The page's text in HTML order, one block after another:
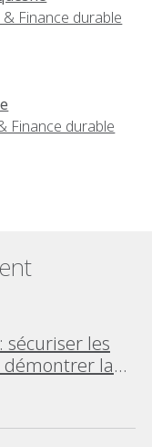
& Finance durable
Finance durable
les
démontrer la